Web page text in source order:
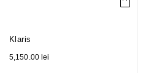
Klaris
5,150.00lei